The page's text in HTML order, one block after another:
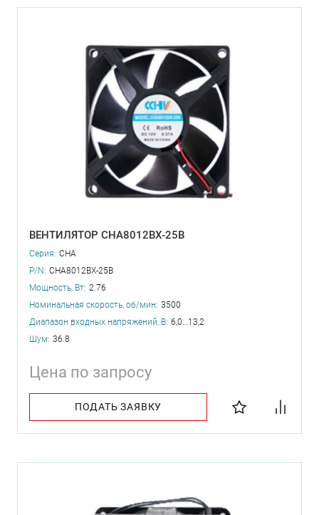
ВЕНТИЛЯТОР CHA8012BX-25B
Серия: CHA
P/N: CHA8012BX-25B
Мощность, Вт: 2.76
Номинальная скорость, об/мин: 3500
Диапазон входных напряжений, В: 6,0…13,2
Шум: 36.8
Цена по запросу
ПОДАТЬ ЗАЯВКУ